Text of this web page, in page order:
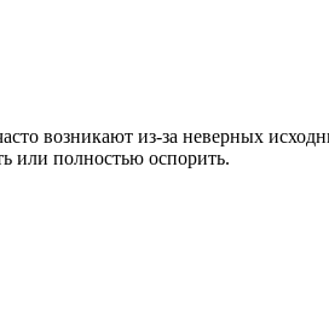
возникают из-за неверных
или полностью оспорить.